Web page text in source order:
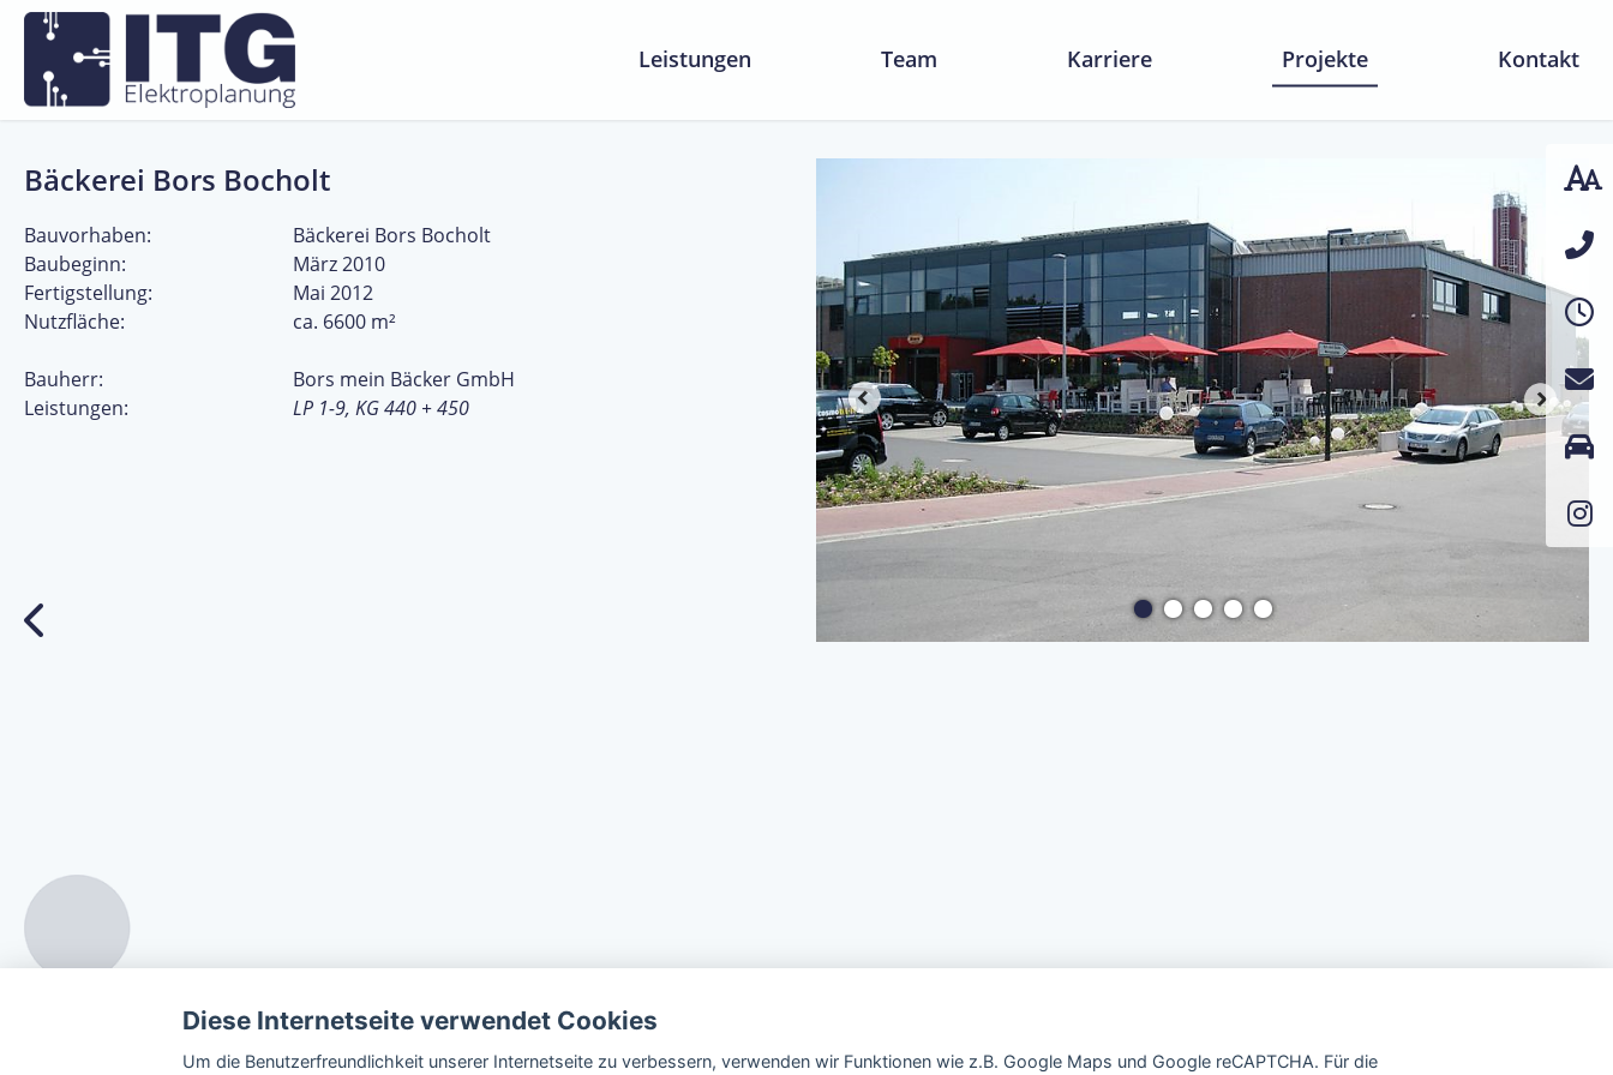
Zum Menü springen
Zur Funktionsleiste springen
Zum Inhalt springen
Leistungen Team Karriere Projekte Kontakt
Bäckerei Bors Bocholt
Bauvorhaben:
Bäckerei Bors Bocholt
Baubeginn:
März 2010
Fertigstellung:
Mai 2012
Nutzfläche:
ca. 6600 m²
Bauherr:
Bors mein Bäcker GmbH
Leistungen:
LP 1-9, KG 440 + 450
Diese Internetseite verwendet Cookies
Um die Benutzerfreundlichkeit unserer Internetseite zu verbessern, verwenden wir Funktionen wie z.B. Google Maps und Google reCAPTCHA. Für die